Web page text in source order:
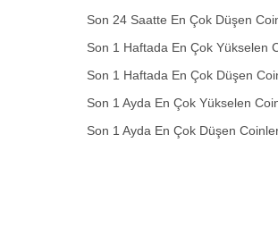
Son 24 Saatte En Çok Düşen
Son 1 Haftada En Çok Yükselen
Son 1 Haftada En Çok Düşen
Son 1 Ayda En Çok Yükselen
Son 1 Ayda En Çok Düşen